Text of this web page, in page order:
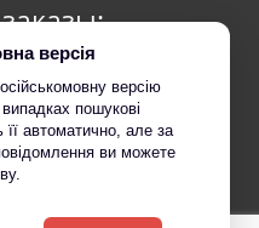
95 95
версія
версію
пошукові
автоматично, але за
ви можете